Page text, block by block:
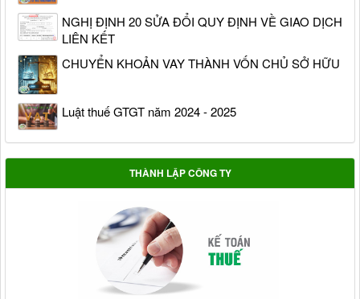
NGHỊ ĐỊNH 20 SỬA ĐỔI QUY ĐỊNH VỀ GIAO DỊCH
LIÊN KẾT
CHUYỂN KHOẢN VAY THÀNH VỐN CHỦ SỞ HỮU
Luật thuế GTGT năm 2024 - 2025
THÀNH LẬP CÔNG TY